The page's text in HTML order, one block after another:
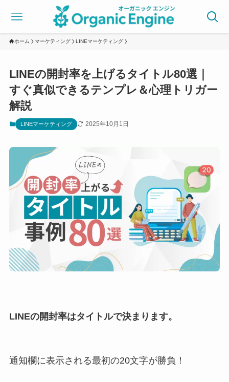
ホーム マーケティング LINEマーケティング
LINEの開封率を上げるタイトル80選｜
すぐ真似できるテンプレ＆心理トリガー
解説
LINEマーケティング 2025年10月1日
LINEの開封率はタイトルで決まります。
通知欄に表示される最初の20文字が勝負！